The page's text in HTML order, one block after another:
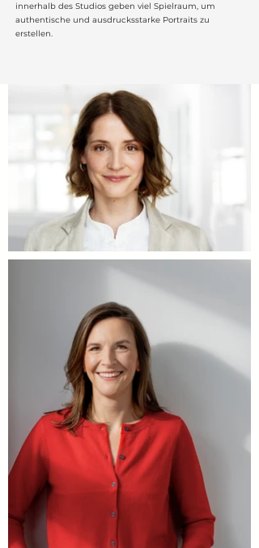
innerhalb des Studios geben viel Spielraum, um
authentische und ausdrucksstarke Portraits zu
erstellen.